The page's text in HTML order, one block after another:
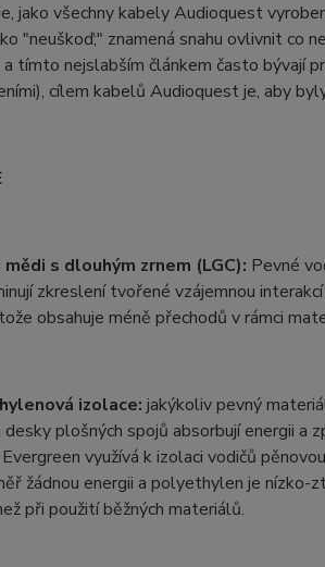
jako všechny kabely Audioquest
"neuškoď;" znamená snahu ovlivnit co
tímto nejslabším článkem často bývají
cílem kabelů Audioquest je, aby
s dlouhým zrnem (LGC): Pevné
zkreslení tvořené vzájemnou
obsahuje méně přechodů v rámci
izolace: jakýkoliv pevný
plošných spojů absorbují energii
využívá k izolaci vodičů
žádnou energii a polyethylen je
při použití běžných materiálů.